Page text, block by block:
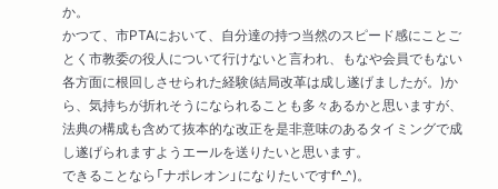
か。
かつて、市PTAにおいて、自分達の持つ当然のスピード感にことご
とく市教委の役人について行けないと言われ、もなや会員でもない
各方面に根回しさせられた経験(結局改革は成し遂げましたが。)か
ら、気持ちが折れそうになられることも多々あるかと思いますが、
法典の構成も含めて抜本的な改正を是非意味のあるタイミングで成
し遂げられますようエールを送りたいと思います。
できることなら「ナポレオン」になりたいですf^_^)。